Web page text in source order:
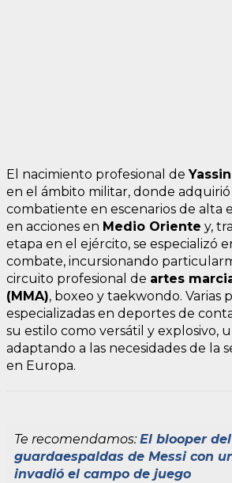
El nacimiento profesional de
en el ámbito militar, donde
combatiente en escenarios de alta
en acciones en Medio Oriente y,
etapa en el ejército, se especializó
combate, incursionando
circuito profesional de artes
(MMA), boxeo y taekwondo. Varias
especializadas en deportes de
su estilo como versátil y explosivo,
adaptando a las necesidades de la
en Europa.
Te recomendamos:El blooper del
guardaespaldas de Messi con
invadió el campo de juego